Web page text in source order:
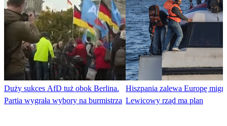
Duży sukces AfD tuż obok Berlina.
Partia wygrała wybory na burmistrza
Hiszpania zalewa Europę
Lewicowy rząd ma plan